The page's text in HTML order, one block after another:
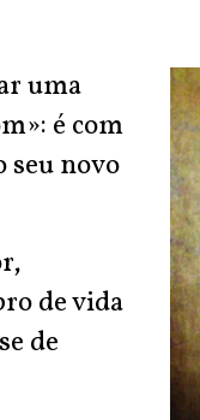
uma
é com
seu novo
de vida
de